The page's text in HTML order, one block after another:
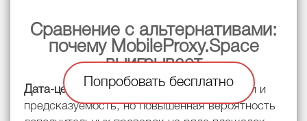
Сравнение с альтернативами:
почему MobileProxy.Space
выигрывает
Дата-центровые прокси
: высокие скорости и
предсказуемость, но повышенная вероятность
Попробовать бесплатно